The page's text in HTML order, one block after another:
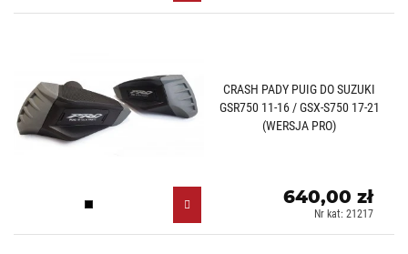
CRASH PADY PUIG DO SUZUKI
GSR750 11-16 / GSX-S750 17-21
(WERSJA PRO)
Czarny (N)
640,00 zł
Nr kat: 21217